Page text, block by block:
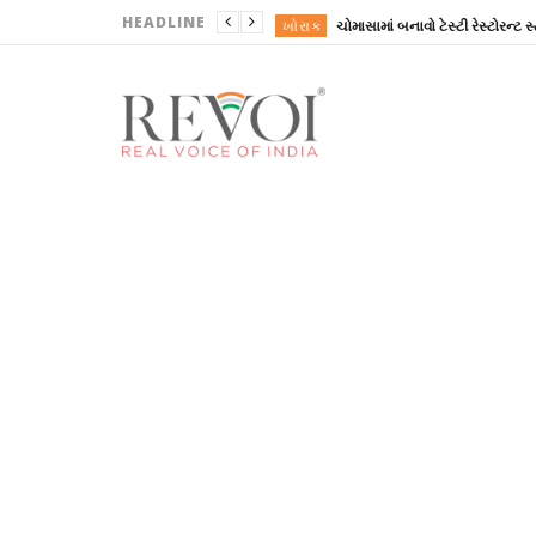
HEADLINE ખોરાક
ગુજરાત
ગુજરાત